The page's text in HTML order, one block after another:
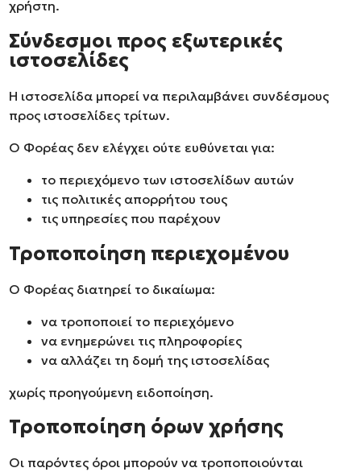
χρήστη.
Σύνδεσμοι προς εξωτερικές
ιστοσελίδες
Η ιστοσελίδα μπορεί να περιλαμβάνει συνδέσμους
προς ιστοσελίδες τρίτων.
Ο Φορέας δεν ελέγχει ούτε ευθύνεται για:
το περιεχόμενο των ιστοσελίδων αυτών
τις πολιτικές απορρήτου τους
τις υπηρεσίες που παρέχουν
Τροποποίηση περιεχομένου
Ο Φορέας διατηρεί το δικαίωμα:
να τροποποιεί το περιεχόμενο
να ενημερώνει τις πληροφορίες
να αλλάζει τη δομή της ιστοσελίδας
χωρίς προηγούμενη ειδοποίηση.
Τροποποίηση όρων χρήσης
Οι παρόντες όροι μπορούν να τροποποιούνται